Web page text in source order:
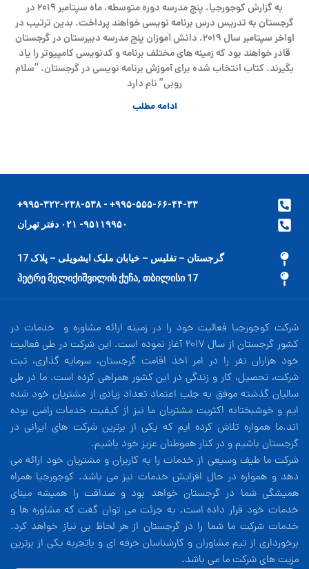
به گزارش کوجورجیا، پنج مدرسه دوره متوسطه، ماه سپتامبر ۲۰۱۹ در
گرجستان به تدریس درس برنامه نویسی خواهند پرداخت. بدین ترتیب در
اواخر سپتامبر سال ۲۰۱۹، دانش آموزان پنج مدرسه دبیرستان در گرجستان
قادر خواهند بود که زمینه های مختلف برنامه و کدنویسی کامپیوتر را یاد
بگیرند. کتاب انتخاب شده برای آموزش برنامه نویسی در گرجستان، “سلام
روبی” نام دارد
ادامه مطلب
۹۹۵-۵۵۵-۶۶-۴۴-۳۳+ - ۹۹۵-۳۲۲-۲۳۸-۵۳۸+
۹۵۱۱۹۹۵۰- ۰۲۱ دفتر تهران
گرجستان – تفلیس – خیابان ملیک ایشویلی – پلاک 17
17 პეტრე მელიქიშვილის ქუჩა, თბილისი
شرکت کوجورجیا فعالیت خود را در زمینه ارائه مشاوره و خدمات در
کشور گرجستان از سال 2017 آغاز نموده است. این شرکت در طی فعالیت
خود هزاران نفر را در امر اخذ اقامت گرجستان، سرمایه گذاری، ثبت
شرکت، تحصیل، کار و زندگی در این کشور همراهی کرده است. ما در طی
سالیان گذشته موفق به جلب اعتماد تعداد زیادی از مشتریان خود شده
ایم و خوشبختانه اکثریت مشتریان ما نیز از کیفیت خدمات راضی بوده
اند.ما همواره تلاش کرده ایم که یکی از برترین شرکت های ایرانی در
گرجستان باشیم و در کنار هموطنان عزیز خود باشیم.
شرکت ما طیف وسیعی از خدمات را به کاربران و مشتریان خود ارائه می
دهد و همواره در حال افزایش خدمات نیز می باشد. کوجورجیا همراه
همیشگی شما در گرجستان خواهد بود و صداقت را همیشه مبنای
خدمات خود قرار داده است. به جرئت می توان گفت که مشاوره ها و
خدمات شرکت ما شما را در گرجستان از هر لحاظ بی نیاز خواهد کرد.
برخورداری از تیم مشاوران و کارشناسان حرفه ای و باتجربه یکی از برترین
مزیت های شرکت ما می باشد.